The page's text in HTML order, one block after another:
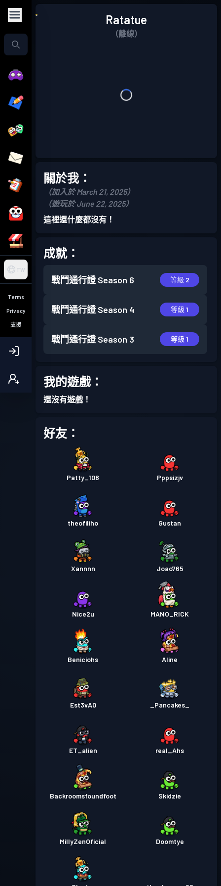
TW
Terms
Privacy
支援
Ratatue
（離線）
關於我：
（加入於 March 21, 2025）
（遊玩於 June 22, 2025）
這裡還什麼都沒有！
成就：
戰鬥通行證 Season 6 等級 2
戰鬥通行證 Season 4 等級 1
戰鬥通行證 Season 3 等級 1
我的遊戲：
還沒有遊戲！
好友：
Patty_108 Pppsizjv
theofiliho Gustan
Xannnn Joao765
Nice2u MANO_RICK
Beniciohs Aline
Est3vA0 _Pancakes_
ET_alien real_Ahs
Backroomsfoundfoot Skidzie
MillyZenOficial Doomtye